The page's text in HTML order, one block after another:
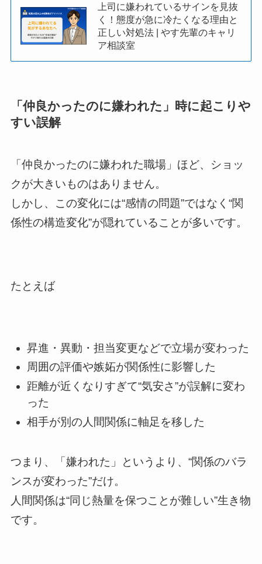
上司に嫌われているサインを見抜
く！態度が急に冷たくなる理由と
正しい対処法 | やす先輩のキャリ
ア相談室
「仲良かったのに嫌われた」時に起こりや
すい誤解
「仲良かったのに嫌われた職場」ほど、ショッ
クが大きいものはありません。
しかし、この変化には“感情の問題”ではなく“関
係性の構造変化”が隠れていることが多いです。
たとえば
昇進・異動・担当変更などで立場が変わった
周囲の評価や嫉妬が関係性に影響した
距離が近くなりすぎて“気安さ”が誤解に変わ
った
相手が別の人間関係に軸足を移した
つまり、「嫌われた」というより、“関係のバラ
ンスが変わった”だけ。
人間関係は“同じ熱量を保つことが難しい”生き物
です。